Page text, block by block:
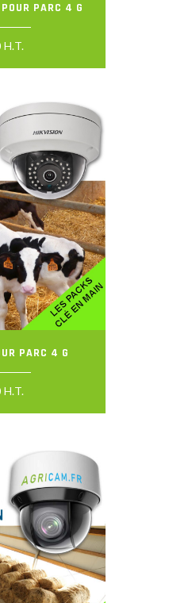
PARC 4 G
H.T.
PARC 4 G
H.T.